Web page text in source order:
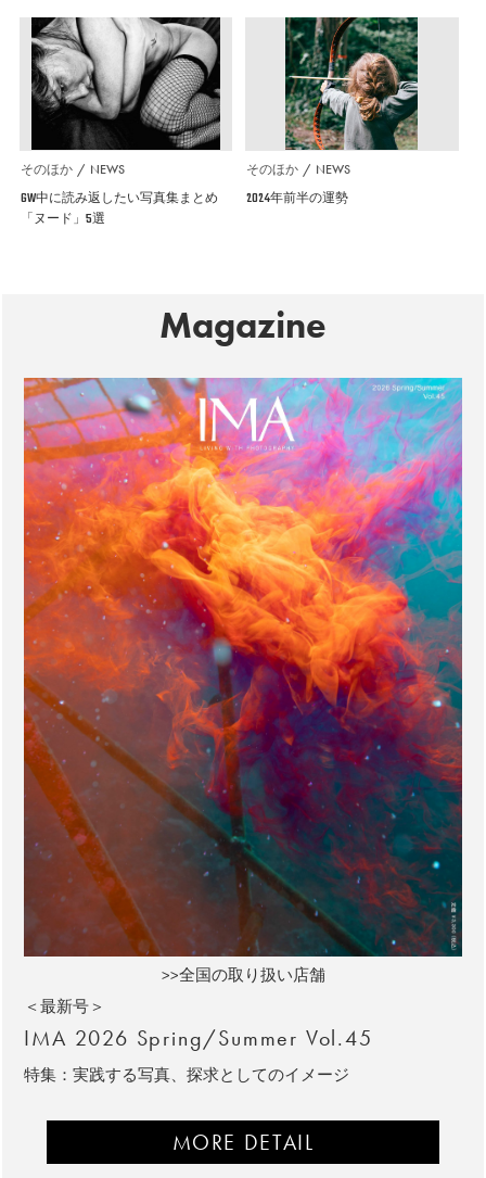
そのほか NEWS
GW中に読み返したい写真集まとめ
「ヌード」5選
そのほか NEWS
2024年前半の運勢
Magazine
>>全国の取り扱い店舗
＜最新号＞
IMA 2026 Spring/Summer Vol.45
特集：実践する写真、探求としてのイメージ
MORE DETAIL